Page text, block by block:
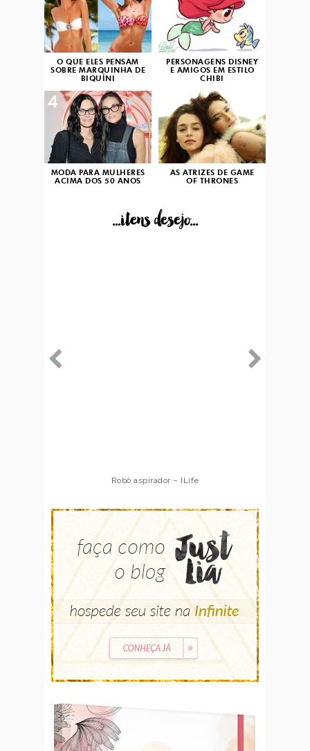
O QUE ELES PENSAM
SOBRE MARQUINHA DE
BIQUÍNI
PERSONAGENS DISNEY
E AMIGOS EM ESTILO
CHIBI
MODA PARA MULHERES
ACIMA DOS 50 ANOS
4
AS ATRIZES DE GAME
OF THRONES
...itens desejo...
Robô aspirador – ILife